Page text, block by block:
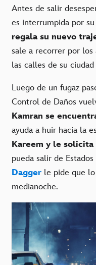
Antes de salir
es interrumpida por su
regala su nuevo
sale a recorrer por los
las calles de su
Luego de un fugaz
Control de Daños
Kamran se
ayuda a huir hacia la
Kareem y le solicita
pueda salir de
Dagger le pide que
medianoche.